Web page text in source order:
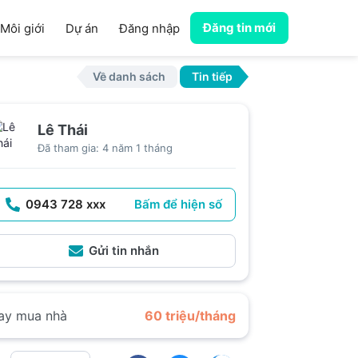
Môi giới Dự án Đăng nhập Đăng tin mới
Về danh sách Tin tiếp
Lê Thái
Đã tham gia: 4 năm 1 tháng
0943 728 xxx Bấm để hiện số
Gửi tin nhắn
mua nhà 60 triệu/tháng